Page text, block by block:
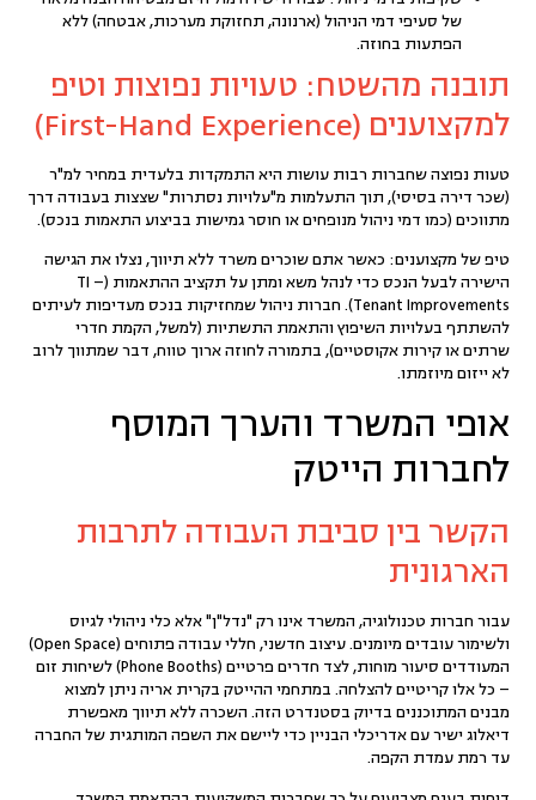
של סעיפי דמי הניהול (ארנונה, תחזוקת מערכות, אבטחה) ללא
הפתעות בחוזה.
תובנה מהשטח: טעויות נפוצות וטיפ
למקצוענים (First-Hand Experience)
טעות נפוצהשחברות רבות עושות היא התמקדות בלעדית במחיר למ"ר
(שכר דירה בסיסי), תוך התעלמות מ"עלויות נסתרות" שצצות בעבודה דרך
מתווכים (כמו דמי ניהול מנופחים או חוסר גמישות בביצוע התאמות בנכס).
טיפ של מקצוענים: כאשר אתם שוכרים משרד ללא תיווך, נצלו את הגישה
הישירה לבעל הנכס כדי לנהל משא ומתן על תקציב ההתאמות (TI –
Tenant Improvements). חברות ניהול שמחזיקות בנכס מעדיפות לעיתים
להשתתף בעלויות השיפוץ והתאמת התשתיות (למשל, הקמת חדרי
שרתים או קירות אקוסטיים), בתמורה לחוזה ארוך טווח, דבר שמתווך לרוב
לא ייזום מיוזמתו.
אופי המשרד והערך המוסף
לחברות הייטק
הקשר בין סביבת העבודה לתרבות
הארגונית
עבור חברות טכנולוגיה, המשרד אינו רק "נדל"ן" אלא כלי ניהולי לגיוס
ולשימור עובדים מיומנים. עיצוב חדשני, חללי עבודה פתוחים (Open Space)
המעודדים סיעור מוחות, לצד חדרים פרטיים (Phone Booths) לשיחות זום
– כל אלו קריטיים להצלחה. במתחמי ההייטק בקרית אריה ניתן למצוא
מבנים המתוכננים בדיוק בסטנדרט הזה. השכרה ללא תיווך מאפשרת
דיאלוג ישיר עם אדריכלי הבניין כדי ליישם את השפה המותגית של החברה
עד רמת עמדת הקפה.